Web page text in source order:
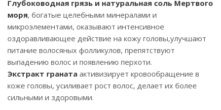
Глубоководная грязь и натуральная соль Мертвого
моря, богатые целебными минералами и
микроэлементами, оказывают интенсивное
оздоравливающее действие на кожу головы,улучшают
питание волосяных фолликулов, препятствуют
выпадению волос и появлению перхоти.
Экстракт граната активизирует кровообращение в
коже головы, усиливает рост волос, делает их более
сильными и здоровыми.